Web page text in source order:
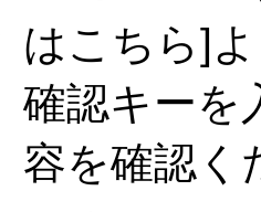
はこちら]
確認キーを
容を確認く